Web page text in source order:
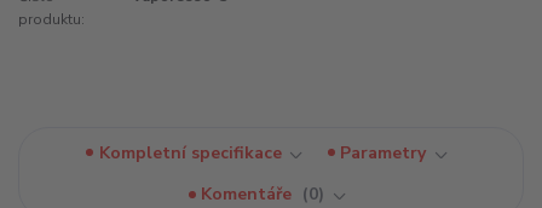
produktu:
Kompletní specifikace
Parametry
Komentáře
0